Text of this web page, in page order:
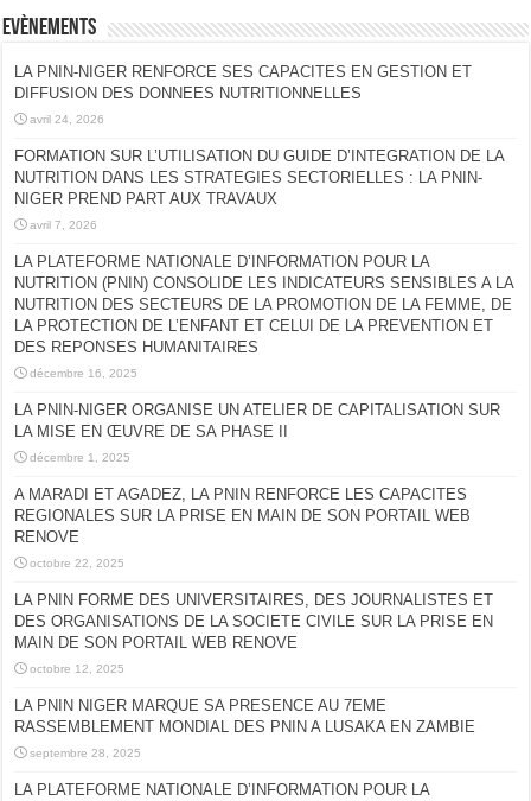
Evènements
LA PNIN-NIGER RENFORCE SES CAPACITES EN GESTION ET
DIFFUSION DES DONNEES NUTRITIONNELLES
avril 24, 2026
FORMATION SUR L’UTILISATION DU GUIDE D’INTEGRATION DE LA
NUTRITION DANS LES STRATEGIES SECTORIELLES : LA PNIN-
NIGER PREND PART AUX TRAVAUX
avril 7, 2026
LA PLATEFORME NATIONALE D’INFORMATION POUR LA
NUTRITION (PNIN) CONSOLIDE LES INDICATEURS SENSIBLES A LA
NUTRITION DES SECTEURS DE LA PROMOTION DE LA FEMME, DE
LA PROTECTION DE L’ENFANT ET CELUI DE LA PREVENTION ET
DES REPONSES HUMANITAIRES
décembre 16, 2025
LA PNIN-NIGER ORGANISE UN ATELIER DE CAPITALISATION SUR
LA MISE EN ŒUVRE DE SA PHASE II
décembre 1, 2025
A MARADI ET AGADEZ, LA PNIN RENFORCE LES CAPACITES
REGIONALES SUR LA PRISE EN MAIN DE SON PORTAIL WEB
RENOVE
octobre 22, 2025
LA PNIN FORME DES UNIVERSITAIRES, DES JOURNALISTES ET
DES ORGANISATIONS DE LA SOCIETE CIVILE SUR LA PRISE EN
MAIN DE SON PORTAIL WEB RENOVE
octobre 12, 2025
LA PNIN NIGER MARQUE SA PRESENCE AU 7EME
RASSEMBLEMENT MONDIAL DES PNIN A LUSAKA EN ZAMBIE
septembre 28, 2025
LA PLATEFORME NATIONALE D’INFORMATION POUR LA